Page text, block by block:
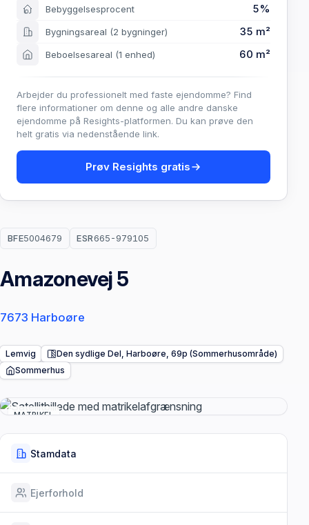
BFE5004679 ESR665-979105
Amazonevej 5
7673 Harboøre
Lemvig
Den sydlige Del, Harboøre, 69p (Sommerhusområde)
Sommerhus
MATRIKEL
Stamdata
Ejerforhold
Bebyggelsesprocent 5%
Bygningsareal (2 bygninger) 35 m²
Beboelsesareal (1 enhed) 60 m²
Arbejder du professionelt med faste ejendomme? Find
flere informationer om denne og alle andre danske
ejendomme på Resights-platformen. Du kan prøve den
helt gratis via nedenstående link.
Prøv Resights gratis